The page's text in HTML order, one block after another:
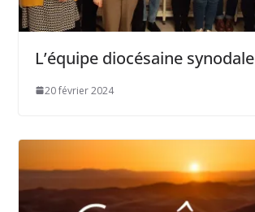
L’équipe diocésaine synodale
20 février 2024